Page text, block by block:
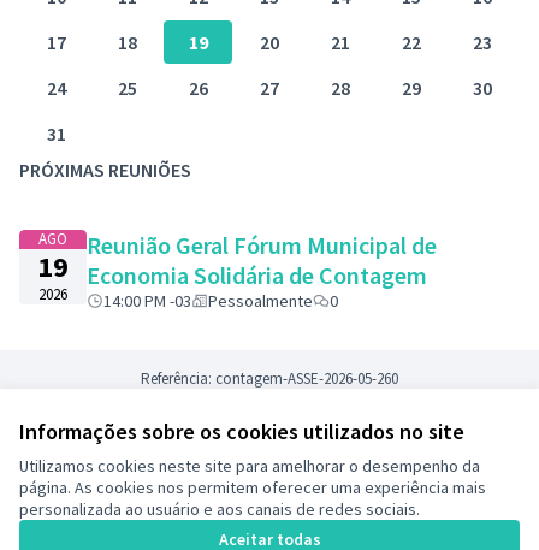
Informações sobre os cookies utilizados no site
Utilizamos cookies neste site para amelhorar o desempenho da
página. As cookies nos permitem oferecer uma experiência mais
personalizada ao usuário e aos canais de redes sociais.
Aceitar todas
17
18 19 20 21 22
23
24
25 26 27 28 29
30
31
PRÓXIMAS REUNIÕES
AGO
19
2026
Reunião Geral Fórum Municipal de
Economia Solidária de Contagem
14:00 PM -03 Pessoalmente 0
Referência: contagem-ASSE-2026-05-260
Termos de serviço
Configurações de cookies
Decide Contagem no Instagram
(Link externo)